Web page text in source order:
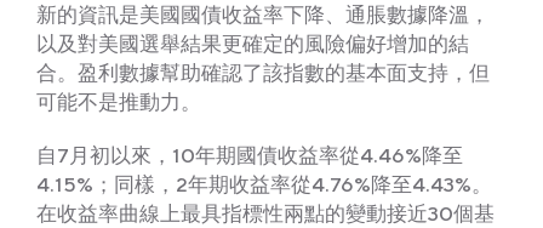
新的資訊是美國國債收益率下降、通脹數據降溫，
以及對美國選舉結果更確定的風險偏好增加的結
合。盈利數據幫助確認了該指數的基本面支持，但
可能不是推動力。
自7月初以來，10年期國債收益率從4.46%降至
4.15%；同樣，2年期收益率從4.76%降至4.43%。
在收益率曲線上最具指標性兩點的變動接近30個基